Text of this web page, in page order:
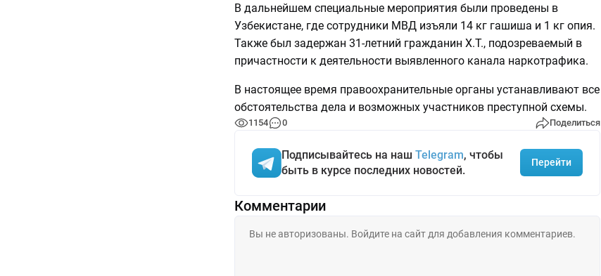
В дальнейшем специальные мероприятия были проведены в
Узбекистане, где сотрудники МВД изъяли 14 кг гашиша и 1 кг опия.
Также был задержан 31-летний гражданин Х.Т., подозреваемый в
причастности к деятельности выявленного канала наркотрафика.
В настоящее время правоохранительные органы устанавливают все
обстоятельства дела и возможных участников преступной схемы.
1154 0 Поделиться
Подписывайтесь на наш Telegram, чтобы
быть в курсе последних новостей.
Перейти
Комментарии